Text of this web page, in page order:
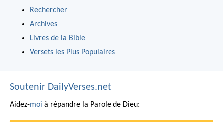
Rechercher
Archives
Livres de la Bible
Versets les Plus Populaires
Soutenir DailyVerses.net
Aidez-moi à répandre la Parole de Dieu: